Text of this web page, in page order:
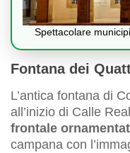
Spettacolare
Fontana dei
L’antica fontana di
all’inizio di Calle
frontale
campana con